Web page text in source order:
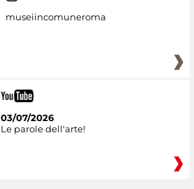
museiincomuneroma
03/07/2026
Le parole dell'arte!